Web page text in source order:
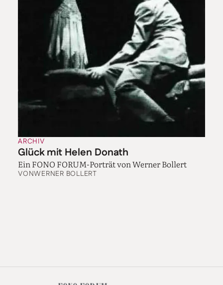
ARCHIV
Glück mit Helen Donath
Ein FONO FORUM-Porträt von Werner Bollert
VONWERNER BOLLERT